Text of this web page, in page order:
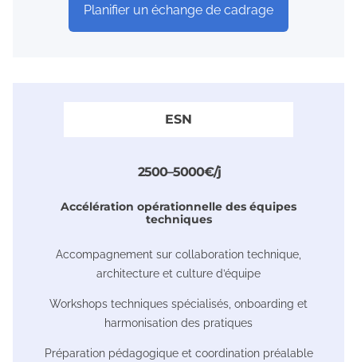
Planifier un échange de cadrage
ESN
2 5 0 0 – 5 0 0 0 € / j
Accélération opérationnelle des équipes
techniques
Accompagnement sur collaboration technique,
architecture et culture d’équipe
Workshops techniques spécialisés, onboarding et
harmonisation des pratiques
Préparation pédagogique et coordination préalable